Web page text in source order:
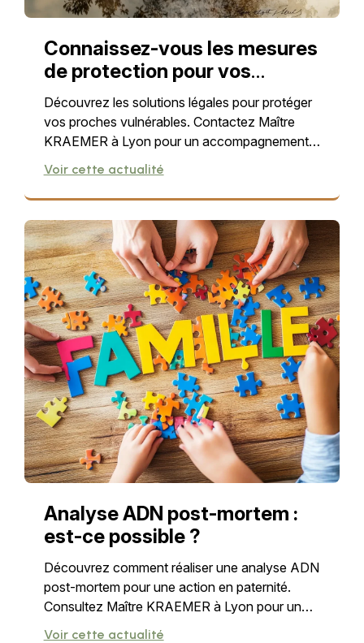
Connaissez-vous les mesures
de protection pour vos
proches vulnérables?
Découvrez les solutions légales pour protéger
vos proches vulnérables. Contactez Maître
KRAEMER à Lyon pour un accompagnement
sur mesure.
Voir cette actualité
Analyse ADN post-mortem :
est-ce possible ?
Découvrez comment réaliser une analyse ADN
post-mortem pour une action en paternité.
Consultez Maître KRAEMER à Lyon pour un
conseil expert.
Voir cette actualité